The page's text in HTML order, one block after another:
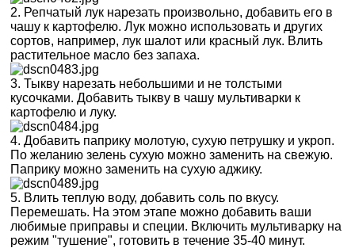
2. Репчатый лук нарезать произвольно, добавить его в
чашу к картофелю. Лук можно использовать и других
сортов, например, лук шалот или красный лук. Влить
растительное масло без запаха.
3. Тыкву нарезать небольшими и не толстыми
кусочками. Добавить тыкву в чашу мультиварки к
картофелю и луку.
4. Добавить паприку молотую, сухую петрушку и укроп.
По желанию зелень сухую можно заменить на свежую.
Паприку можно заменить на сухую аджику.
5. Влить теплую воду, добавить соль по вкусу.
Перемешать. На этом этапе можно добавить ваши
любимые приправы и специи. Включить мультиварку на
режим "тушение", готовить в течение 35-40 минут.